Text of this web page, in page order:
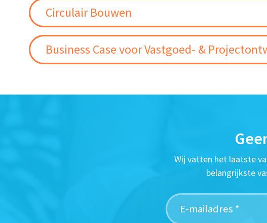
Circulair Bouwen
Business Case voor Vastgoed- &
Wij vatten het laatste
belangrijkste